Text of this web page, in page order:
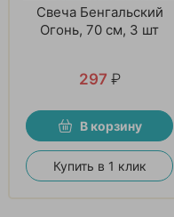
Свеча Бенгальский
Огонь, 70 см, 3 шт
297 ₽
В корзину
Купить в 1 клик